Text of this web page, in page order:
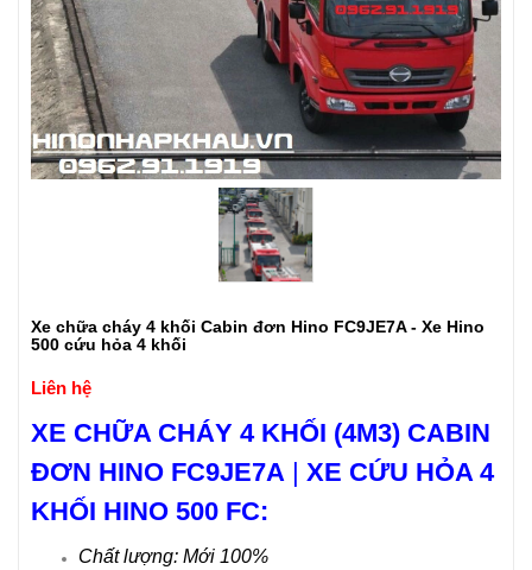
Xe chữa cháy 4 khối Cabin đơn Hino FC9JE7A - Xe Hino
500 cứu hỏa 4 khối
Liên hệ
XE CHỮA CHÁY 4 KHỐI (4M3) CABIN
ĐƠN HINO FC9JE7A | XE CỨU HỎA 4
KHỐI HINO 500 FC:
Chất lượng: Mới 100%